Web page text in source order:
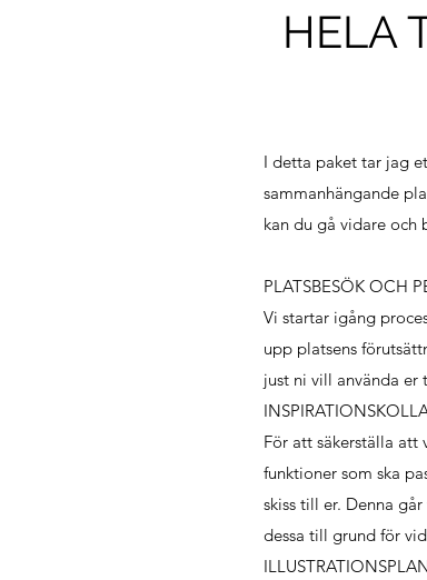
HELA
I detta paket tar jag
sammanhängande
kan du gå vidare
PLATSBESÖK OCH
Vi startar igång
upp platsens
just ni vill använda er
För att säkerställa att
funktioner som ska
skiss till er. Denna
dessa till grund för